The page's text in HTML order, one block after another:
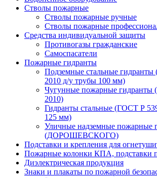
Стволы пожарные
Стволы пожарные ручные
Стволы пожарные
Средства индивидуальной защиты
Противогазы гражданские
Самоспасатели
Пожарные гидранты
Подземные стальные
2010 д/у трубы 100 мм)
Чугунные пожарные гидранты
2010)
Гидранты стальные (ГОСТ Р
125 мм)
Уличные надземные пожарные
(ДОРОШЕВСКОГО)
Подставки и крепления для
Пожарные колонки КПА, подставки
Диэлектрическая продукция
Знаки и плакаты по пожарной